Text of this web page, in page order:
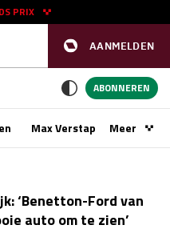
AANMELDEN
PRIX
11 - 13 sep
ABONNEREN
Max VerstappenMeer
‘Benetton-Ford van
auto om te zien’